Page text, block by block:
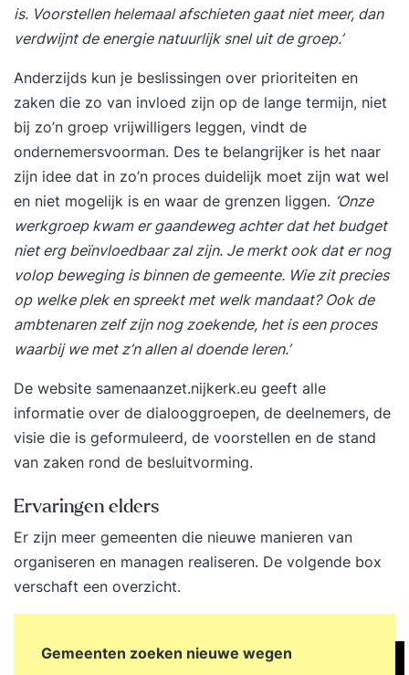
is. Voorstellen helemaal afschieten gaat niet meer, dan
verdwijnt de energie natuurlijk snel uit de groep.’
Anderzijds kun je beslissingen over prioriteiten en
zaken die zo van invloed zijn op de lange termijn, niet
bij zo’n groep vrijwilligers leggen, vindt de
ondernemersvoorman. Des te belangrijker is het naar
zijn idee dat in zo’n proces duidelijk moet zijn wat wel
en niet mogelijk is en waar de grenzen liggen. ‘Onze
werkgroep kwam er gaandeweg achter dat het budget
niet erg beïnvloedbaar zal zijn. Je merkt ook dat er nog
volop beweging is binnen de gemeente. Wie zit precies
op welke plek en spreekt met welk mandaat? Ook de
ambtenaren zelf zijn nog zoekende, het is een proces
waarbij we met z’n allen al doende leren.’
De website samenaanzet.nijkerk.eu geeft alle
informatie over de dialooggroepen, de deelnemers, de
visie die is geformuleerd, de voorstellen en de stand
van zaken rond de besluitvorming.
Ervaringen elders
Er zijn meer gemeenten die nieuwe manieren van
organiseren en managen realiseren. De volgende box
verschaft een overzicht.
Gemeenten zoeken nieuwe wegen